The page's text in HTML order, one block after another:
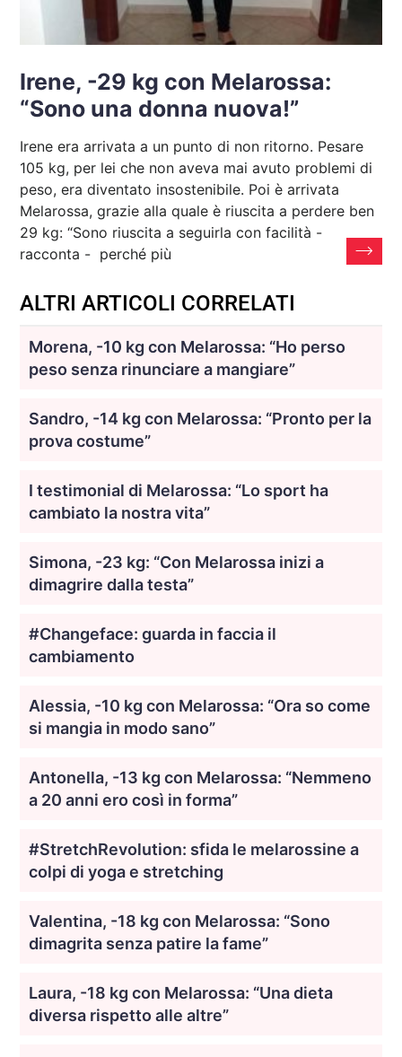
Irene, -29 kg con Melarossa:
“Sono una donna nuova!”
Irene era arrivata a un punto di non ritorno. Pesare
105 kg, per lei che non aveva mai avuto problemi di
peso, era diventato insostenibile. Poi è arrivata
Melarossa, grazie alla quale è riuscita a perdere ben
29 kg: “Sono riuscita a seguirla con facilità -
racconta - perché più
ALTRI ARTICOLI CORRELATI
Morena, -10 kg con Melarossa: “Ho perso
peso senza rinunciare a mangiare”
Sandro, -14 kg con Melarossa: “Pronto per la
prova costume”
I testimonial di Melarossa: “Lo sport ha
cambiato la nostra vita”
Simona, -23 kg: “Con Melarossa inizi a
dimagrire dalla testa”
#Changeface: guarda in faccia il
cambiamento
Alessia, -10 kg con Melarossa: “Ora so come
si mangia in modo sano”
Antonella, -13 kg con Melarossa: “Nemmeno
a 20 anni ero così in forma”
#StretchRevolution: sfida le melarossine a
colpi di yoga e stretching
Valentina, -18 kg con Melarossa: “Sono
dimagrita senza patire la fame”
Laura, -18 kg con Melarossa: “Una dieta
diversa rispetto alle altre”